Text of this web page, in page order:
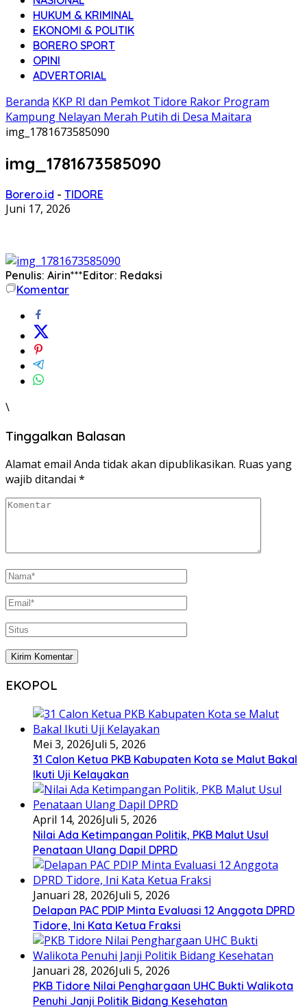
HUKUM & KRIMINAL
EKONOMI & POLITIK
BORERO SPORT
OPINI
ADVERTORIAL
Beranda KKP RI dan Pemkot Tidore Rakor Program
Kampung Nelayan Merah Putih di Desa Maitara
img_1781673585090
img_1781673585090
Borero.id - TIDORE
Juni 17, 2026
Penulis: Airin***Editor: Redaksi
Komentar
\
Tinggalkan Balasan
Alamat email Anda tidak akan dipublikasikan. Ruas yang
wajib ditandai *
EKOPOL
Mei 3, 2026Juli 5, 2026
31 Calon Ketua PKB Kabupaten Kota se Malut Bakal
Ikuti Uji Kelayakan
April 14, 2026Juli 5, 2026
Nilai Ada Ketimpangan Politik, PKB Malut Usul
Penataan Ulang Dapil DPRD
Januari 28, 2026Juli 5, 2026
Delapan PAC PDIP Minta Evaluasi 12 Anggota DPRD
Tidore, Ini Kata Ketua Fraksi
Januari 28, 2026Juli 5, 2026
PKB Tidore Nilai Penghargaan UHC Bukti Walikota
Penuhi Janji Politik Bidang Kesehatan